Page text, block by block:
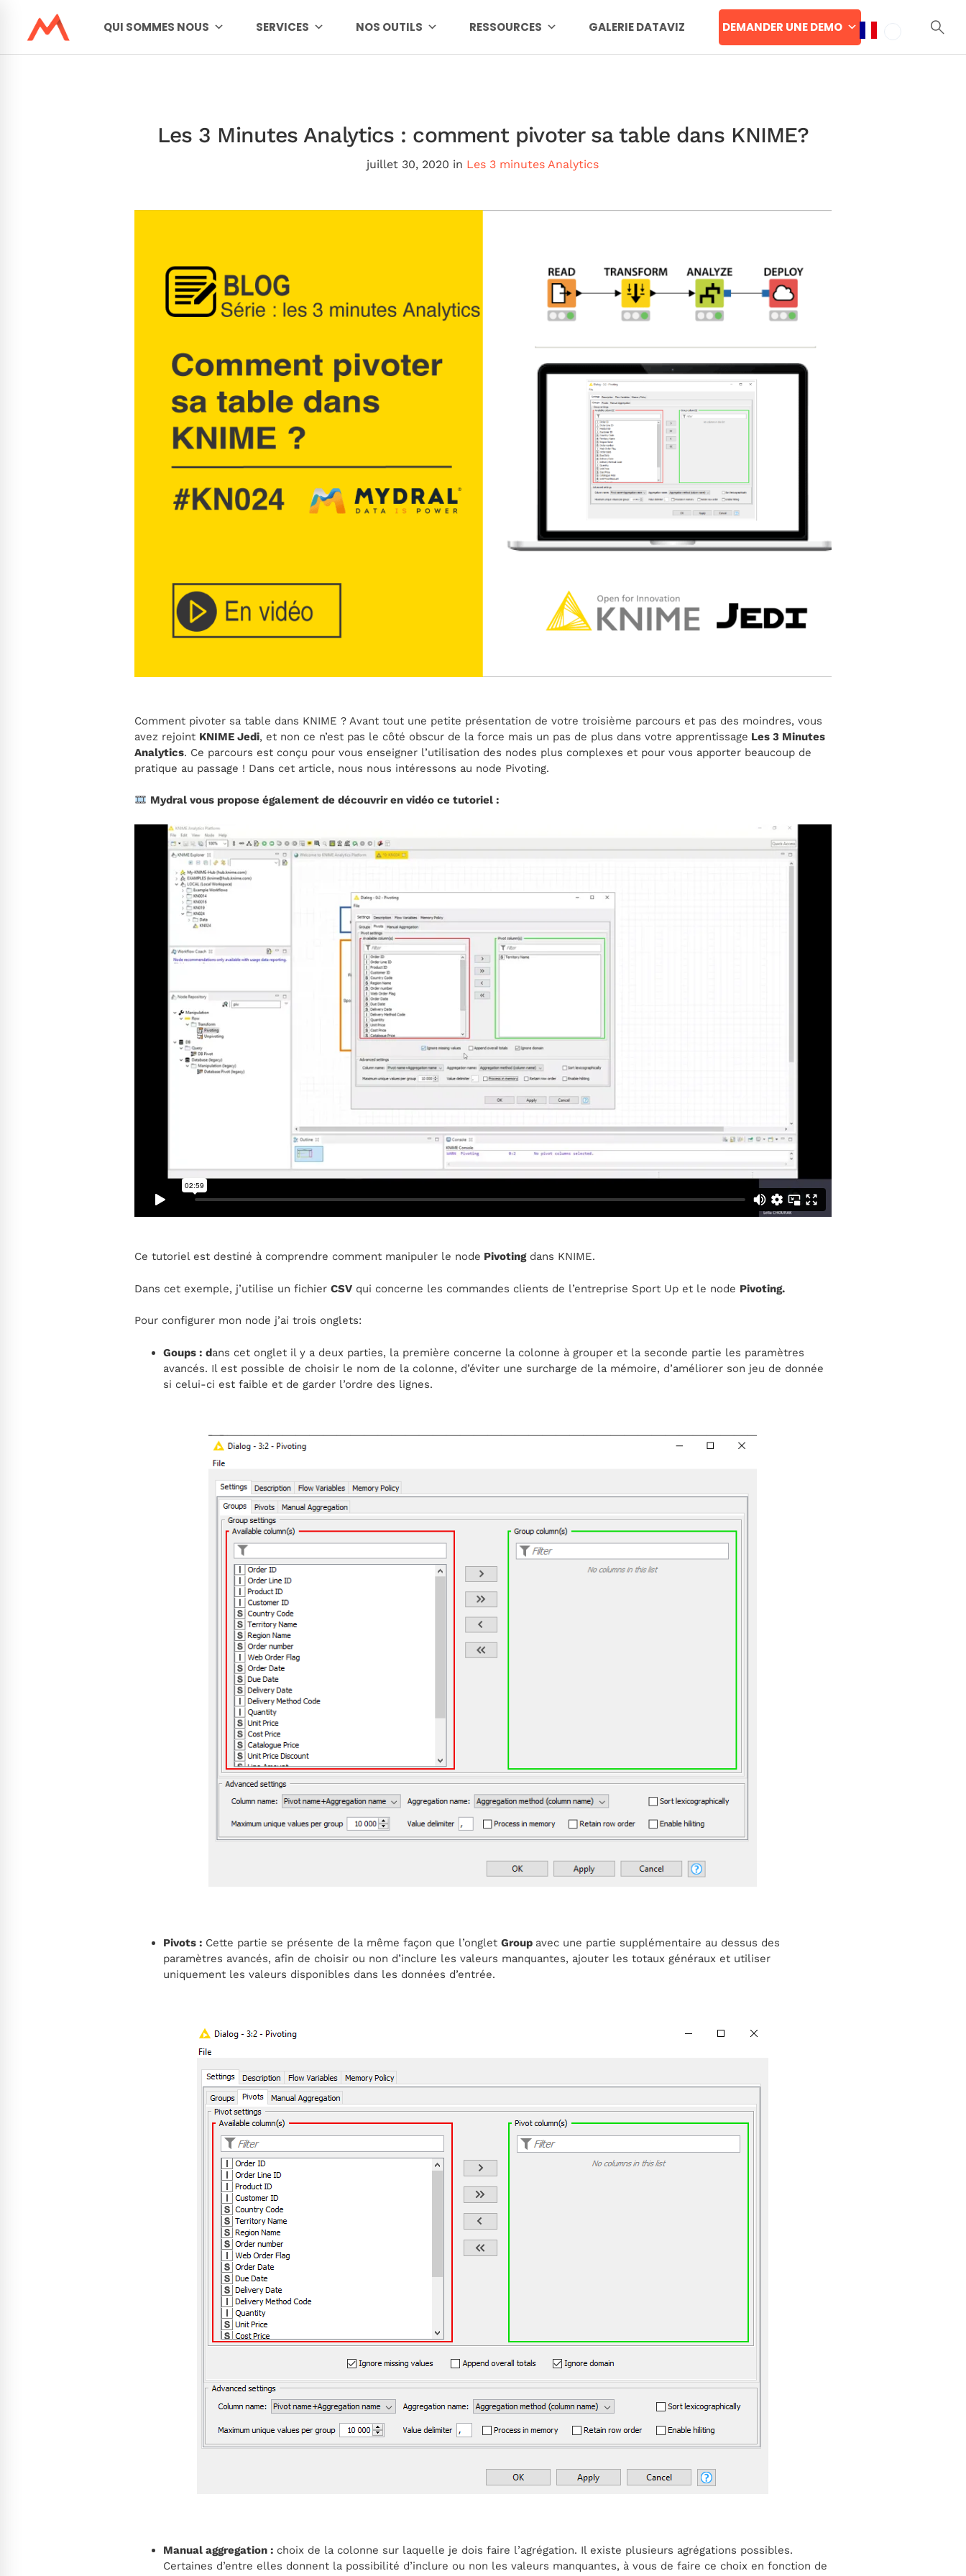
QUI SOMMES NOUS SERVICES NOS OUTILS RESSOURCES GALERIE DATAVIZ DEMANDER UNE DEMO
Les 3 Minutes Analytics : comment pivoter sa table dans KNIME?
juillet 30, 2020 in Les 3 minutes Analytics
Comment pivoter sa table dans KNIME ? Avant tout une petite présentation de votre troisième parcours et pas des moindres, vous
avez rejoint KNIME Jedi, et non ce n’est pas le côté obscur de la force mais un pas de plus dans votre apprentissage Les 3 Minutes
Analytics. Ce parcours est conçu pour vous enseigner l’utilisation des nodes plus complexes et pour vous apporter beaucoup de
pratique au passage ! Dans cet article, nous nous intéressons au node Pivoting.
Mydral vous propose également de découvrir en vidéo ce tutoriel :
Ce tutoriel est destiné à comprendre comment manipuler le node Pivotingdans KNIME.
Dans cet exemple, j’utilise un fichier CSV qui concerne les commandes clients de l’entreprise Sport Up et le node Pivoting.
Pour configurer mon node j’ai trois onglets:
Goups : dans cet onglet il y a deux parties, la première concerne la colonne à grouper et la seconde partie les paramètres
avancés. Il est possible de choisir le nom de la colonne, d’éviter une surcharge de la mémoire, d’améliorer son jeu de donnée
si celui-ci est faible et de garder l’ordre des lignes.
Pivots : Cette partie se présente de la même façon que l’onglet Group avec une partie supplémentaire au dessus des
paramètres avancés, afin de choisir ou non d’inclure les valeurs manquantes, ajouter les totaux généraux et utiliser
uniquement les valeurs disponibles dans les données d’entrée.
Manual aggregation : choix de la colonne sur laquelle je dois faire l’agrégation. Il existe plusieurs agrégations possibles.
Certaines d’entre elles donnent la possibilité d’inclure ou non les valeurs manquantes, à vous de faire ce choix en fonction de